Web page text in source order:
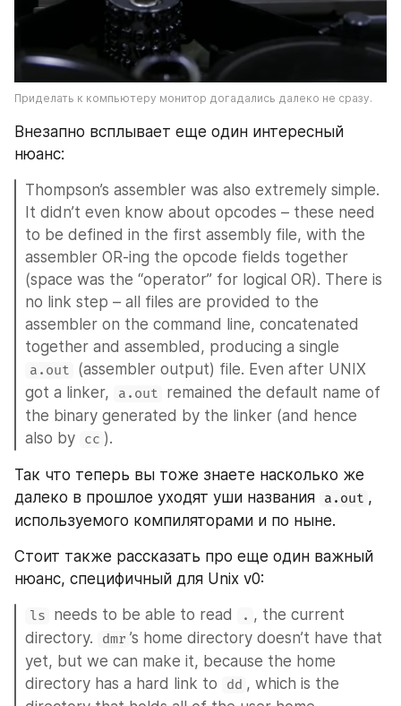
Приделать к компьютеру монитор догадались далеко не сразу.
Внезапно всплывает еще один интересный
нюанс:
Thompson’s assembler was also extremely simple.
It didn’t even know about opcodes – these need
to be defined in the first assembly file, with the
assembler OR-ing the opcode fields together
(space was the “operator” for logical OR). There is
no link step – all files are provided to the
assembler on the command line, concatenated
a.out (assembler output) file. Even after UNIX
got a linker,
a.out remained the default name of
the binary generated by the linker (and hence
also by cc ).
Так что теперь вы тоже знаете насколько же
далеко в прошлое уходят уши названия a.out ,
используемого компиляторами и по ныне.
Стоит также рассказать про еще один важный
нюанс, специфичный для Unix v0:
ls needs to be able to read . , the current
directory.
dmr ’s home directory doesn’t have that
yet, but we can make it, because the home
directory has a hard link to
dd , which is the